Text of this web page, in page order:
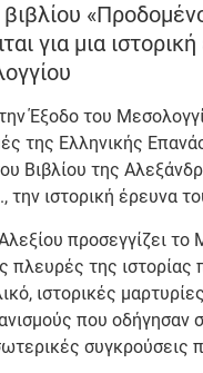
για μια
Έξοδο του
της Ελληνικής
Βιβλίου της
την ιστορική έρευνα
προσεγγίζει
πλευρές της
ιστορικές
που